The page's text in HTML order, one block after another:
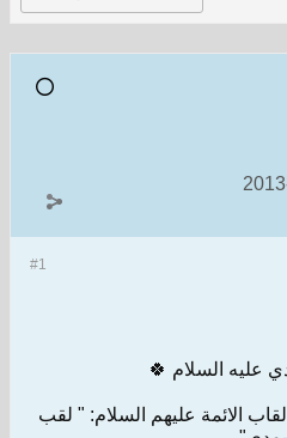
#1
عليه السلام 🍀
الائمة عليهم السلام: " لقب